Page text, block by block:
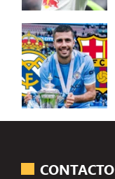
CONTACTO